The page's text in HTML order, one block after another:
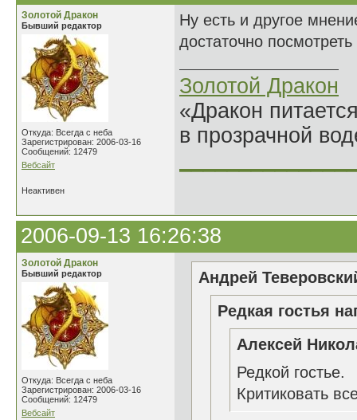
Золотой Дракон
Бывший редактор
Откуда: Всегда с неба
Зарегистрирован: 2006-03-16
Сообщений: 12479
Вебсайт
Ну есть и другое
достаточно
Золотой Дракон
«Дракон
в прозрачной
Неактивен
2006-09-13 16:26:38
Золотой Дракон
Бывший редактор
Откуда: Всегда с неба
Зарегистрирован: 2006-03-16
Сообщений: 12479
Вебсайт
Андрей
Редкая гостья
Алексей
Редкой гостье.
Критиковать